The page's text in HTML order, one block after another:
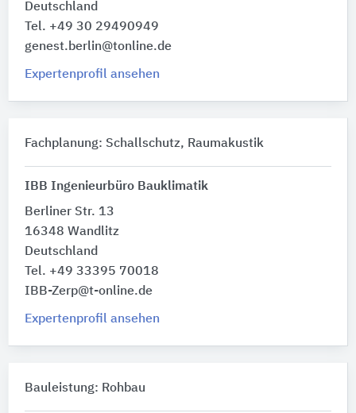
Deutschland
Tel. +49 30 29490949
genest.berlin@tonline.de
Expertenprofil ansehen
Fachplanung: Schallschutz, Raumakustik
IBB Ingenieurbüro Bauklimatik
Berliner Str. 13
16348 Wandlitz
Deutschland
Tel. +49 33395 70018
IBB-Zerp@t-online.de
Expertenprofil ansehen
Bauleistung: Rohbau